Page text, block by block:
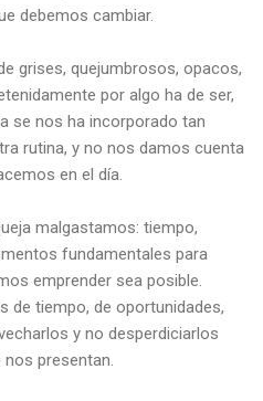
debemos cambiar.
grises, quejumbrosos, opacos,
por algo ha de ser,
se nos ha incorporado tan
rutina, y no nos damos cuenta
en el día.
malgastamos: tiempo,
fundamentales para
emprender sea posible.
de tiempo, de oportunidades,
y no desperdiciarlos
presentan.